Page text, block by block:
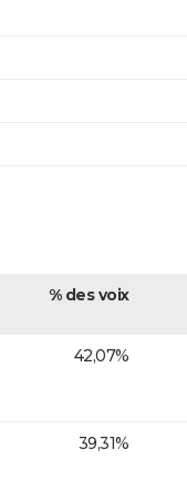
% des voix
42,07%
39,31%